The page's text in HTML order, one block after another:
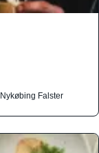
Nykøbing Falster